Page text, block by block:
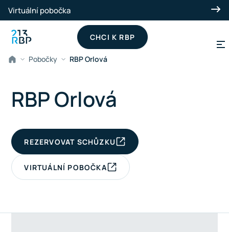
Přeskočit na hlavní obsah
Virtuální pobočka
CHCI K RBP
Pobočky RBP Orlová
RBP Orlová
REZERVOVAT SCHŮZKU
VIRTUÁLNÍ POBOČKA